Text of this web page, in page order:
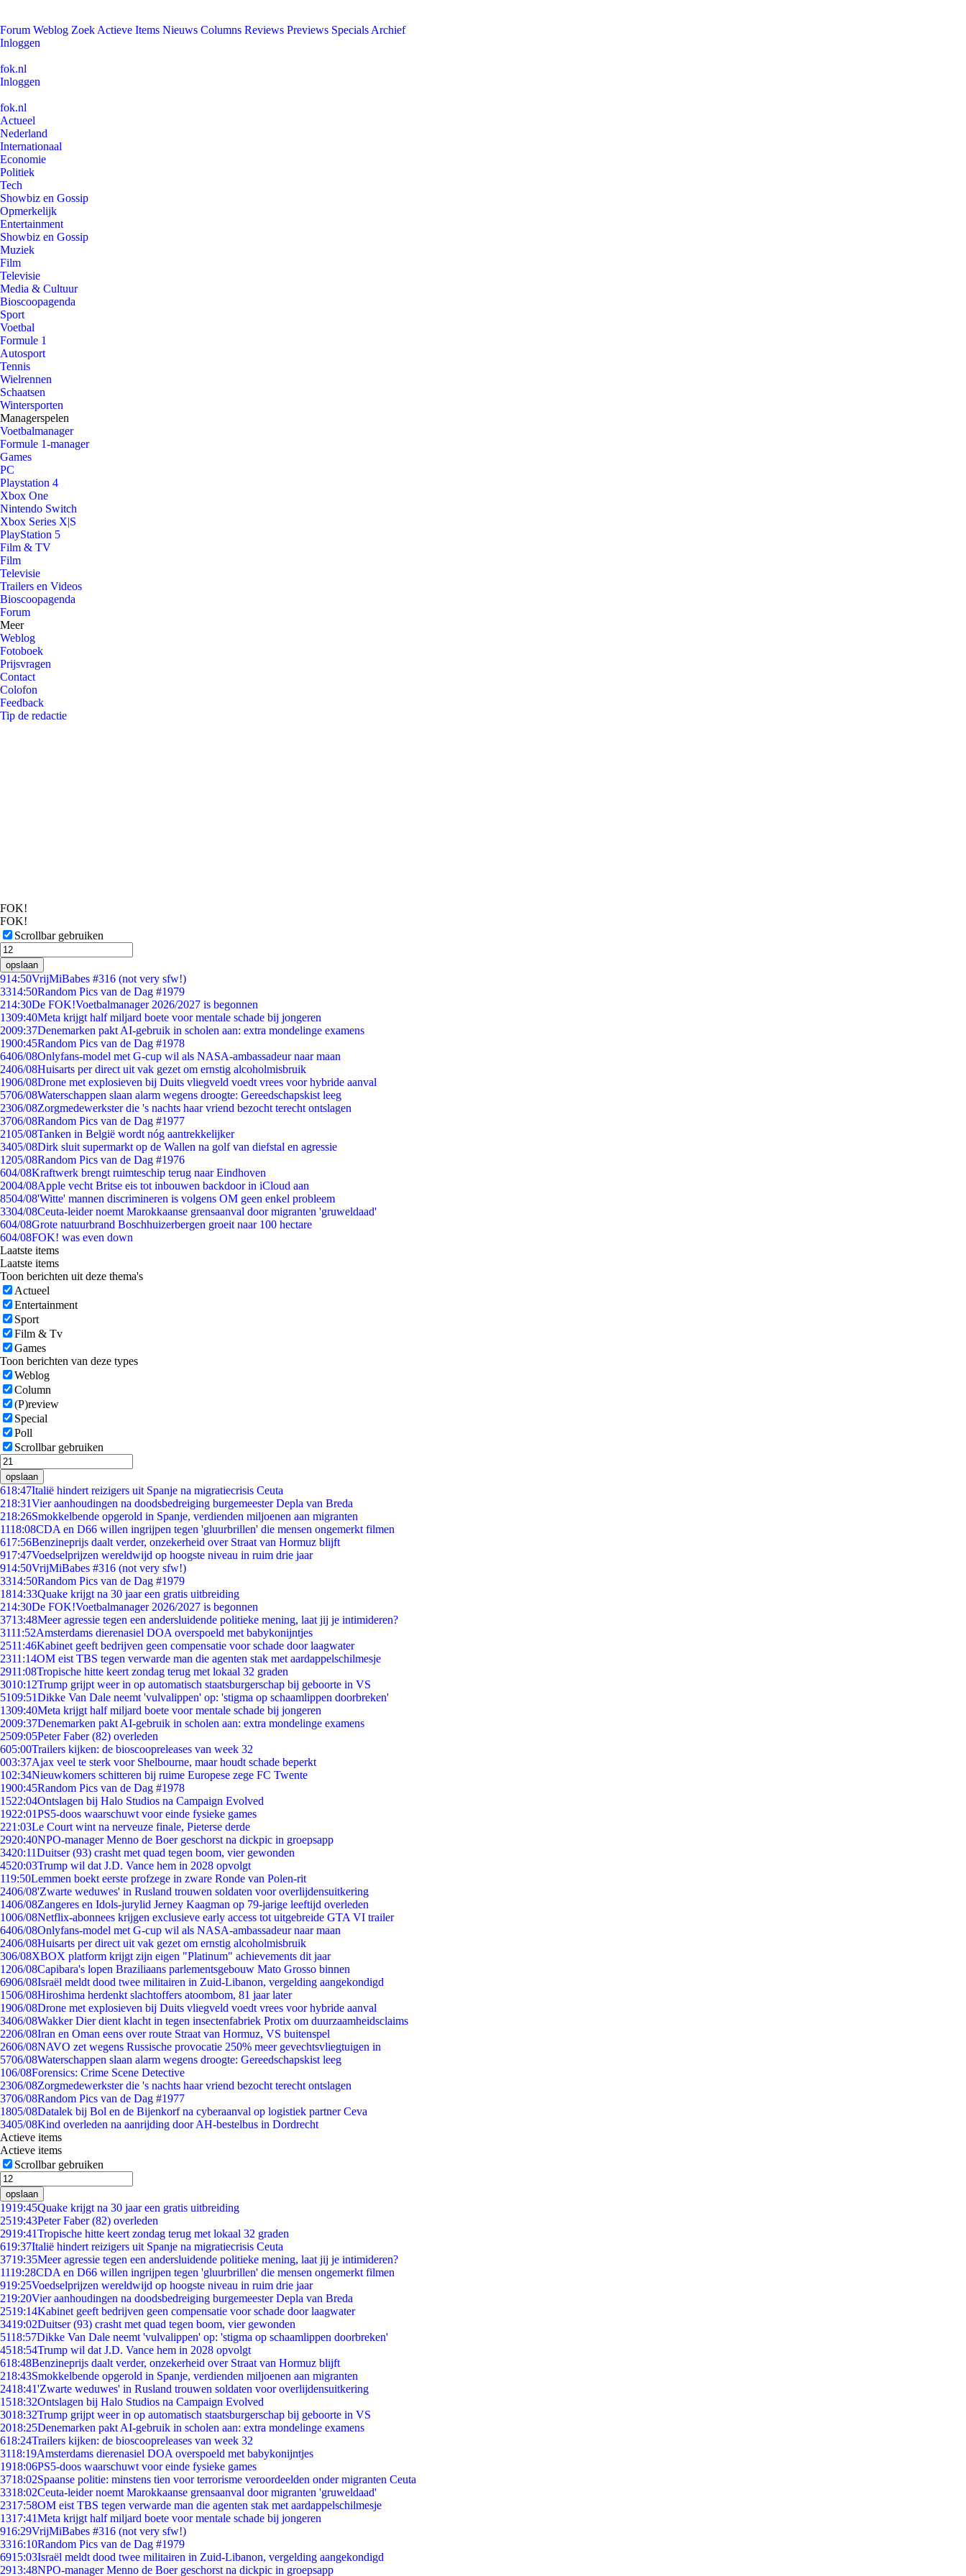
Forum Weblog Zoek Actieve Items Nieuws Columns Reviews Previews Specials Archief
Inloggen
fok.nl
Inloggen
fok.nl
Actueel
Nederland
Internationaal
Economie
Politiek
Tech
Showbiz en Gossip
Opmerkelijk
Entertainment
Showbiz en Gossip
Muziek
Film
Televisie
Media & Cultuur
Bioscoopagenda
Sport
Voetbal
Formule 1
Autosport
Tennis
Wielrennen
Schaatsen
Wintersporten
Managerspelen
Voetbalmanager
Formule 1-manager
Games
PC
Playstation 4
Xbox One
Nintendo Switch
Xbox Series X|S
PlayStation 5
Film & TV
Film
Televisie
Trailers en Videos
Bioscoopagenda
Forum
Meer
Weblog
Fotoboek
Prijsvragen
Contact
Colofon
Feedback
Tip de redactie
FOK!
FOK!
Scrollbar gebruiken
opslaan
914:50VrijMiBabes #316 (not very sfw!)
3314:50Random Pics van de Dag #1979
214:30De FOK!Voetbalmanager 2026/2027 is begonnen
1309:40Meta krijgt half miljard boete voor mentale schade bij jongeren
2009:37Denemarken pakt AI-gebruik in scholen aan: extra mondelinge examens
1900:45Random Pics van de Dag #1978
6406/08Onlyfans-model met G-cup wil als NASA-ambassadeur naar maan
2406/08Huisarts per direct uit vak gezet om ernstig alcoholmisbruik
1906/08Drone met explosieven bij Duits vliegveld voedt vrees voor hybride aanval
5706/08Waterschappen slaan alarm wegens droogte: Gereedschapskist leeg
2306/08Zorgmedewerkster die 's nachts haar vriend bezocht terecht ontslagen
3706/08Random Pics van de Dag #1977
2105/08Tanken in België wordt nóg aantrekkelijker
3405/08Dirk sluit supermarkt op de Wallen na golf van diefstal en agressie
1205/08Random Pics van de Dag #1976
604/08Kraftwerk brengt ruimteschip terug naar Eindhoven
2004/08Apple vecht Britse eis tot inbouwen backdoor in iCloud aan
8504/08'Witte' mannen discrimineren is volgens OM geen enkel probleem
3304/08Ceuta-leider noemt Marokkaanse grensaanval door migranten 'gruweldaad'
604/08Grote natuurbrand Boschhuizerbergen groeit naar 100 hectare
604/08FOK! was even down
Laatste items
Laatste items
Toon berichten uit deze thema's
Actueel
Entertainment
Sport
Film & Tv
Games
Toon berichten van deze types
Weblog
Column
(P)review
Special
Poll
Scrollbar gebruiken
opslaan
618:47Italië hindert reizigers uit Spanje na migratiecrisis Ceuta
218:31Vier aanhoudingen na doodsbedreiging burgemeester Depla van Breda
218:26Smokkelbende opgerold in Spanje, verdienden miljoenen aan migranten
1118:08CDA en D66 willen ingrijpen tegen 'gluurbrillen' die mensen ongemerkt filmen
617:56Benzineprijs daalt verder, onzekerheid over Straat van Hormuz blijft
917:47Voedselprijzen wereldwijd op hoogste niveau in ruim drie jaar
914:50VrijMiBabes #316 (not very sfw!)
3314:50Random Pics van de Dag #1979
1814:33Quake krijgt na 30 jaar een gratis uitbreiding
214:30De FOK!Voetbalmanager 2026/2027 is begonnen
3713:48Meer agressie tegen een andersluidende politieke mening, laat jij je intimideren?
3111:52Amsterdams dierenasiel DOA overspoeld met babykonijntjes
2511:46Kabinet geeft bedrijven geen compensatie voor schade door laagwater
2311:14OM eist TBS tegen verwarde man die agenten stak met aardappelschilmesje
2911:08Tropische hitte keert zondag terug met lokaal 32 graden
3010:12Trump grijpt weer in op automatisch staatsburgerschap bij geboorte in VS
5109:51Dikke Van Dale neemt 'vulvalippen' op: 'stigma op schaamlippen doorbreken'
1309:40Meta krijgt half miljard boete voor mentale schade bij jongeren
2009:37Denemarken pakt AI-gebruik in scholen aan: extra mondelinge examens
2509:05Peter Faber (82) overleden
605:00Trailers kijken: de bioscoopreleases van week 32
003:37Ajax veel te sterk voor Shelbourne, maar houdt schade beperkt
102:34Nieuwkomers schitteren bij ruime Europese zege FC Twente
1900:45Random Pics van de Dag #1978
1522:04Ontslagen bij Halo Studios na Campaign Evolved
1922:01PS5-doos waarschuwt voor einde fysieke games
221:03Le Court wint na nerveuze finale, Pieterse derde
2920:40NPO-manager Menno de Boer geschorst na dickpic in groepsapp
3420:11Duitser (93) crasht met quad tegen boom, vier gewonden
4520:03Trump wil dat J.D. Vance hem in 2028 opvolgt
119:50Lemmen boekt eerste profzege in zware Ronde van Polen-rit
2406/08'Zwarte weduwes' in Rusland trouwen soldaten voor overlijdensuitkering
1406/08Zangeres en Idols-jurylid Jerney Kaagman op 79-jarige leeftijd overleden
1006/08Netflix-abonnees krijgen exclusieve early access tot uitgebreide GTA VI trailer
6406/08Onlyfans-model met G-cup wil als NASA-ambassadeur naar maan
2406/08Huisarts per direct uit vak gezet om ernstig alcoholmisbruik
306/08XBOX platform krijgt zijn eigen "Platinum" achievements dit jaar
1206/08Capibara's lopen Braziliaans parlementsgebouw Mato Grosso binnen
6906/08Israël meldt dood twee militairen in Zuid-Libanon, vergelding aangekondigd
1506/08Hiroshima herdenkt slachtoffers atoombom, 81 jaar later
1906/08Drone met explosieven bij Duits vliegveld voedt vrees voor hybride aanval
3406/08Wakker Dier dient klacht in tegen insectenfabriek Protix om duurzaamheidsclaims
2206/08Iran en Oman eens over route Straat van Hormuz, VS buitenspel
2606/08NAVO zet wegens Russische provocatie 250% meer gevechtsvliegtuigen in
5706/08Waterschappen slaan alarm wegens droogte: Gereedschapskist leeg
106/08Forensics: Crime Scene Detective
2306/08Zorgmedewerkster die 's nachts haar vriend bezocht terecht ontslagen
3706/08Random Pics van de Dag #1977
1805/08Datalek bij Bol en de Bijenkorf na cyberaanval op logistiek partner Ceva
3405/08Kind overleden na aanrijding door AH-bestelbus in Dordrecht
Actieve items
Actieve items
Scrollbar gebruiken
opslaan
1919:45Quake krijgt na 30 jaar een gratis uitbreiding
2519:43Peter Faber (82) overleden
2919:41Tropische hitte keert zondag terug met lokaal 32 graden
619:37Italië hindert reizigers uit Spanje na migratiecrisis Ceuta
3719:35Meer agressie tegen een andersluidende politieke mening, laat jij je intimideren?
1119:28CDA en D66 willen ingrijpen tegen 'gluurbrillen' die mensen ongemerkt filmen
919:25Voedselprijzen wereldwijd op hoogste niveau in ruim drie jaar
219:20Vier aanhoudingen na doodsbedreiging burgemeester Depla van Breda
2519:14Kabinet geeft bedrijven geen compensatie voor schade door laagwater
3419:02Duitser (93) crasht met quad tegen boom, vier gewonden
5118:57Dikke Van Dale neemt 'vulvalippen' op: 'stigma op schaamlippen doorbreken'
4518:54Trump wil dat J.D. Vance hem in 2028 opvolgt
618:48Benzineprijs daalt verder, onzekerheid over Straat van Hormuz blijft
218:43Smokkelbende opgerold in Spanje, verdienden miljoenen aan migranten
2418:41'Zwarte weduwes' in Rusland trouwen soldaten voor overlijdensuitkering
1518:32Ontslagen bij Halo Studios na Campaign Evolved
3018:32Trump grijpt weer in op automatisch staatsburgerschap bij geboorte in VS
2018:25Denemarken pakt AI-gebruik in scholen aan: extra mondelinge examens
618:24Trailers kijken: de bioscoopreleases van week 32
3118:19Amsterdams dierenasiel DOA overspoeld met babykonijntjes
1918:06PS5-doos waarschuwt voor einde fysieke games
3718:02Spaanse politie: minstens tien voor terrorisme veroordeelden onder migranten Ceuta
3318:02Ceuta-leider noemt Marokkaanse grensaanval door migranten 'gruweldaad'
2317:58OM eist TBS tegen verwarde man die agenten stak met aardappelschilmesje
1317:41Meta krijgt half miljard boete voor mentale schade bij jongeren
916:29VrijMiBabes #316 (not very sfw!)
3316:10Random Pics van de Dag #1979
6915:03Israël meldt dood twee militairen in Zuid-Libanon, vergelding aangekondigd
2913:48NPO-manager Menno de Boer geschorst na dickpic in groepsapp